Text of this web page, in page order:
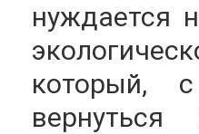
нуждается
который,